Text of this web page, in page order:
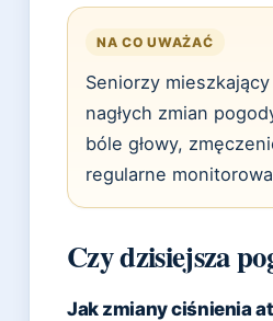
NA CO UWAŻAĆ
Seniorzy
nagłych zmian
bóle głowy,
regularne
Czy dzisiejsza
Jak zmiany ciśnienia